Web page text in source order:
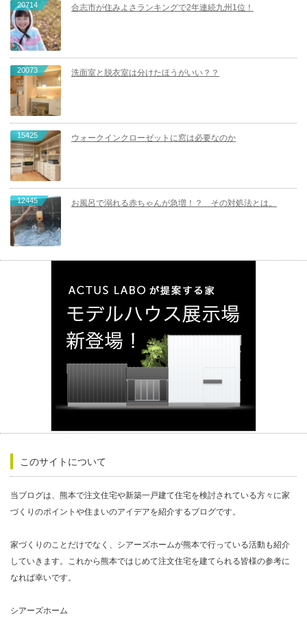
20714 合志市が住みよさランキングで2年連続九州1位！
20073 洗面室と脱衣室は分けたほうがいい？？
15425 ウォークインクローゼットに窓は必要なのか
12445 お風呂で溺れる赤ちゃんが急増！？ その対処法とは。
このサイトについて
当ブログは、熊本で注文住宅や新築一戸建て住宅を検討されている方々に家
づくりのポイントや住まいのアイデアを紹介するブログです。
家づくりのことだけでなく、シアーズホームが熊本で行っている活動も紹介
していきます。これから熊本ではじめて注文住宅を建てられる皆様の参考に
なれば幸いです。
シアーズホーム